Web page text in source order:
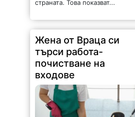
204 | 2026-08-05 14:40:29